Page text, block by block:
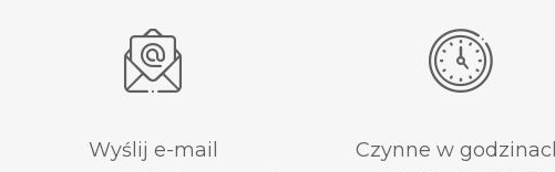
Wyślij e-mail
Czynne w